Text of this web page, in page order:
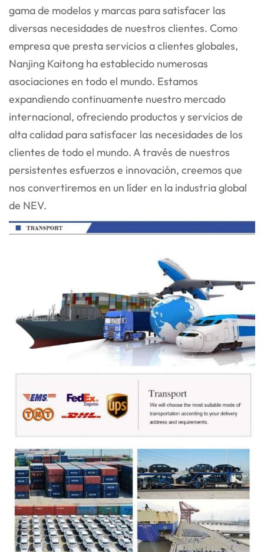
gama de modelos y marcas para satisfacer las
diversas necesidades de nuestros clientes. Como
empresa que presta servicios a clientes globales,
Nanjing Kaitong ha establecido numerosas
asociaciones en todo el mundo. Estamos
expandiendo continuamente nuestro mercado
internacional, ofreciendo productos y servicios de
alta calidad para satisfacer las necesidades de los
clientes de todo el mundo. A través de nuestros
persistentes esfuerzos e innovación, creemos que
nos convertiremos en un líder en la industria global
de NEV.